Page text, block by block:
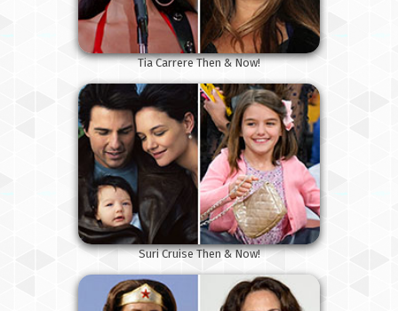
Tia Carrere Then & Now!
Suri Cruise Then & Now!